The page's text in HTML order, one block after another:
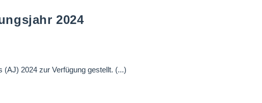
2024
2024 zur Verfügung gestellt. (...)